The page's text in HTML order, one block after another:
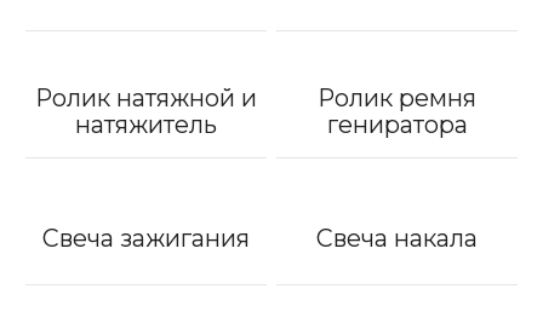
Ролик натяжной и
натяжитель
Ролик ремня
гениратора
Свеча зажигания Свеча накала